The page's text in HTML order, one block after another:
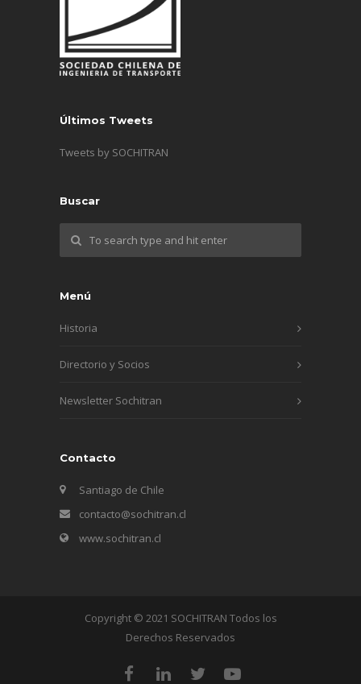
Últimos Tweets
Tweets by SOCHITRAN
Buscar
Menú
Historia
Directorio y Socios
Newsletter Sochitran
Contacto
Santiago de Chile
contacto@sochitran.cl
www.sochitran.cl
Copyright © 2021 SOCHITRAN Todos los
Derechos Reservados